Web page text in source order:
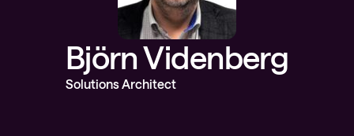
Björn Videnberg
Solutions Architect